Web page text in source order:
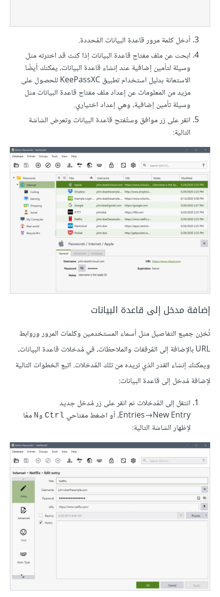
أدخل كلمة مرور قاعدة البيانات المُحددة.
ابحث عن ملف مفتاح قاعدة البيانات إذا كنت قد اخترته مثل
وسيلة لتأمين إضافية عند إنشاء قاعدة البيانات، يمكنك أيضًا
الاستعانة بدليل استخدام تطبيق KeePassXC للحصول على
مزيد من المعلومات عن إعداد ملف مفتاح قاعدة البيانات مثل
وسيلة تأمين إضافية، وهي إعداد اختياري.
انقر على زر موافق وستُفتح قاعدة البيانات وتعرض الشاشة
التالية:
إضافة مدخل إلى قاعدة البيانات
تُخزن جميع التفاصيل مثل أسماء المستخدمين وكلمات المرور وروابط
URL بالإضافة إلى المُرفقات والملاحظات، في مُدخلات قاعدة البيانات،
ويمكنك إنشاء القدر الذي تريده من تلك المُدخلات. اتبع الخطوات التالية
لإضافة مُدخل إلى قاعدة البيانات:
انتقل إلى المُدخلات ثم انقر على زر مُدخل جديد
Entries→New Entry، أو اضغط مفتاحي
Ctrl وN معًا
لإظهار الشاشة التالية: